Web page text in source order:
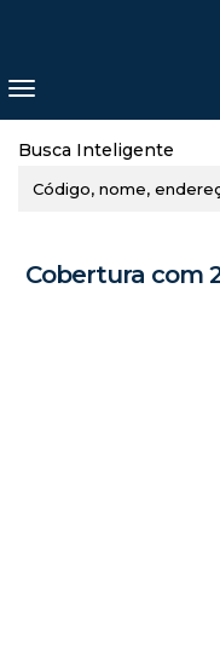
Busca Inteligente
Cobertura com